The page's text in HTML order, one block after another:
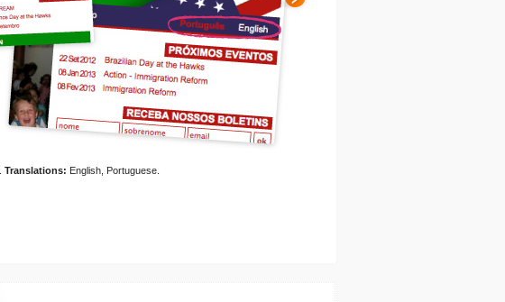
Translations: English, Portuguese.